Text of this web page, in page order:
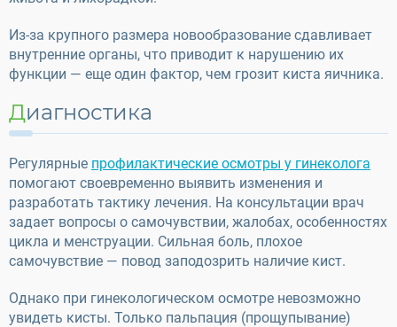
Из-за крупного размера новообразование сдавливает
внутренние органы, что приводит к нарушению их
функции — еще один фактор, чем грозит киста яичника.
Диагностика
Регулярные профилактические осмотры у гинеколога
помогают своевременно выявить изменения и
разработать тактику лечения. На консультации врач
задает вопросы о самочувствии, жалобах, особенностях
цикла и менструации. Сильная боль, плохое
самочувствие — повод заподозрить наличие кист.
Однако при гинекологическом осмотре невозможно
увидеть кисты. Только пальпация (прощупывание)